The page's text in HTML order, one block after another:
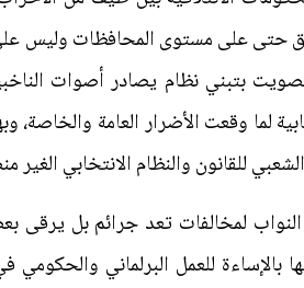
حتى على مستوى المحافظات وليس
بتبني نظام يصادر أصوات
لما وقعت الأضرار العامة
للقانون والنظام الانتخابي
لمخالفات تعد جرائم بل يرقى
بالإساءة للعمل البرلماني